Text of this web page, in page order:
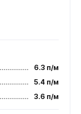
6.3 п/м
5.4 п/м
3.6 п/м